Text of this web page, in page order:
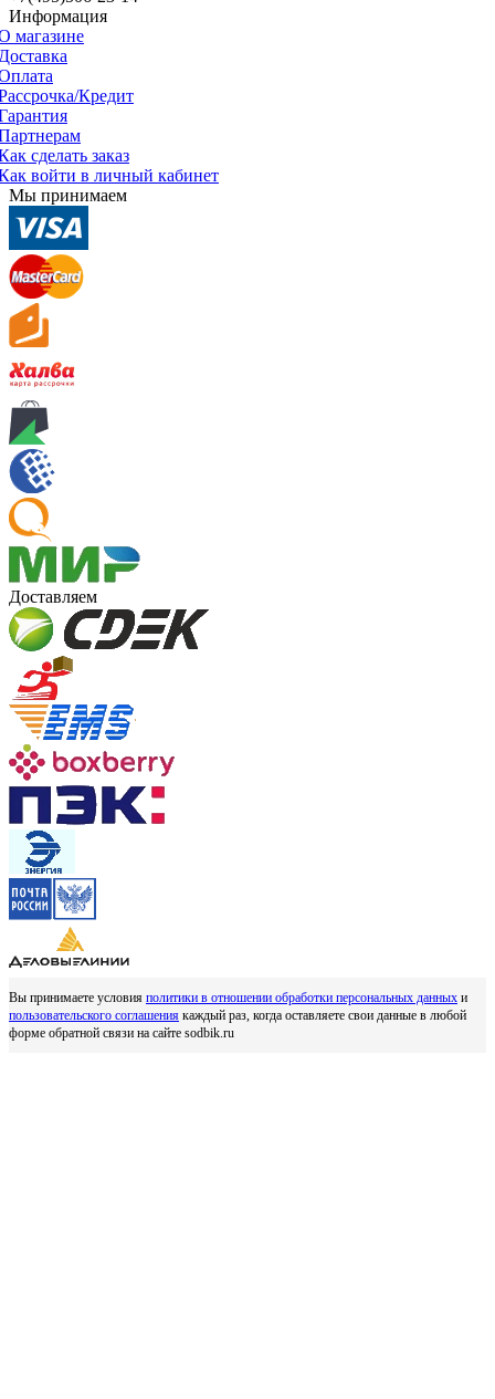
Информация
магазине
Кредит
сделать заказ
войти в личный кабинет
Мы принимаем
Доставляем
Вы принимаете условия политики в отношении обработки персональных данных и
пользовательского соглашения каждый раз, когда оставляете свои данные в любой
форме обратной связи на сайте sodbik.ru